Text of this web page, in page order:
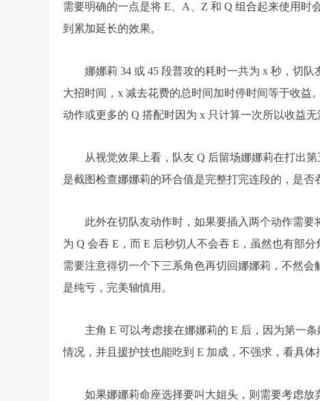
需要明确的一点是将 E、A、Z 和 Q 组合起来使用时
到累加延长的效果。
娜娜莉 34 或 45 段普攻的耗时一共为 x 秒，切
大招时间，x 减去花费的总时间加时停时间等于收益
动作或更多的 Q 搭配时因为 x 只计算一次所以收益无
从视觉效果上看，队友 Q 后留场娜娜莉在打出
是截图检查娜娜莉的环合值是完整打完连段的，是否
此外在切队友动作时，如果要插入两个动作需
为 Q 会吞 E，而 E 后秒切人不会吞 E，虽然也有部
需要注意得切一个下三系角色再切回娜娜莉，不然
是纯亏，完美轴慎用。
主角 E 可以考虑接在娜娜莉的 E 后，因为第一
情况，并且援护技也能吃到 E 加成，不强求，看具体
如果娜娜莉命座选择要叫大姐头，则需要考虑